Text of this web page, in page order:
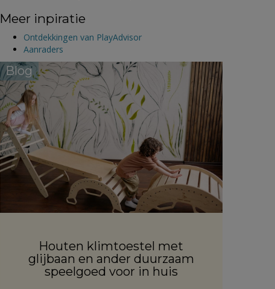
Meer inpiratie
Ontdekkingen van PlayAdvisor
Aanraders
Blog
Houten klimtoestel met
glijbaan en ander duurzaam
speelgoed voor in huis